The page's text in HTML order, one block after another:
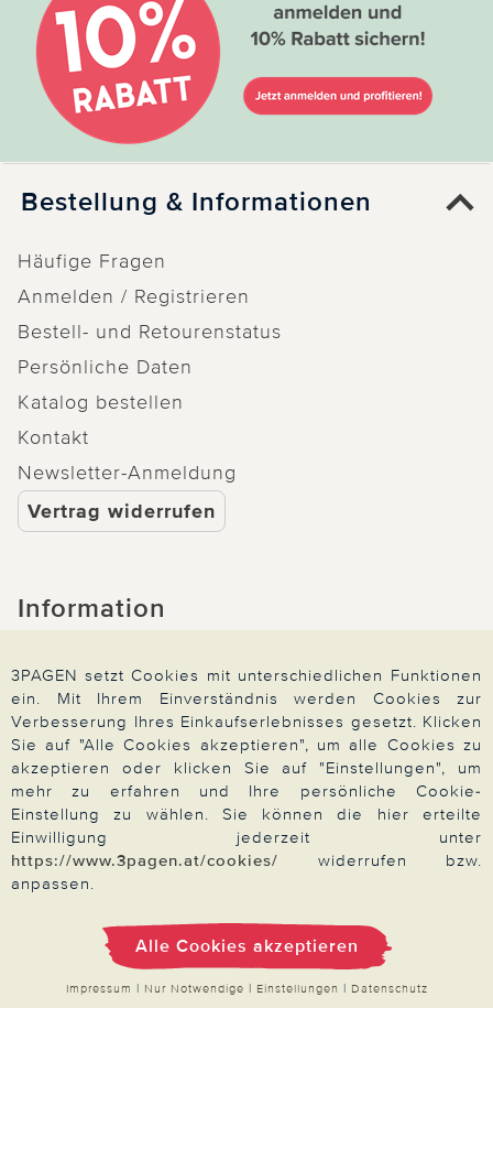
Bestellung & Informationen
Häufige Fragen
Anmelden / Registrieren
Bestell- und Retourenstatus
Persönliche Daten
Katalog bestellen
Kontakt
Newsletter-Anmeldung
Vertrag widerrufen
Information
Produktsicherheit
Barrierefreiheit
Unsere Marken
Qualitätsversprechen
Zahlung & Versand
Über 3PAGEN
3PAGEN setzt Cookies mit unterschiedlichen Funktionen
ein. Mit Ihrem Einverständnis werden Cookies zur
Verbesserung Ihres Einkaufserlebnisses gesetzt. Klicken
Sie auf "Alle Cookies akzeptieren", um alle Cookies zu
akzeptieren oder klicken Sie auf "Einstellungen", um
mehr zu erfahren und Ihre persönliche Cookie-
Einstellung zu wählen. Sie können die hier erteilte
Einwilligung jederzeit unter
https://www.3pagen.at/cookies/ widerrufen bzw.
anpassen.
Alle Cookies akzeptieren
Impressum | Nur Notwendige | Einstellungen | Datenschutz